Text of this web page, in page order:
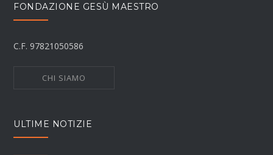
FONDAZIONE GESÙ MAESTRO
C.F. 97821050586
CHI SIAMO
ULTIME NOTIZIE